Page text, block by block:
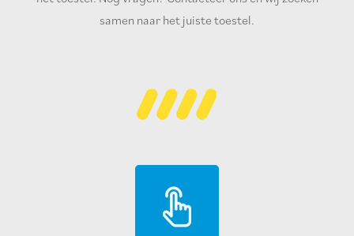
samen naar het juiste toestel.